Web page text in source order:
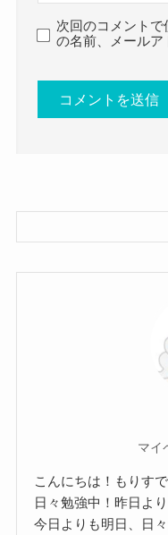
となると、まだ30歳
は考えに至らない
ギタリ
たいと
男性と写っている
プライベートであま
のはありませんでし
画像を見ても、左
猪井亜美さんはま
次回のコメント
の名前、メールア
マイ
こんにちは！もりすで
日々勉強中！昨日より
今日よりも明日、日々